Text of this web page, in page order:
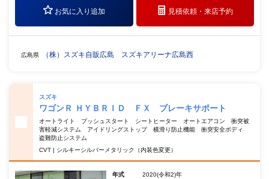
お気に入り追加 見積依頼・来店予約
広島県 （株）スズキ自販広島 スズキアリーナ広島西
スズキ
ワゴンＲ ＨＹＢＲＩＤ ＦＸ ブレーキサポート
オートライト プッシュスタート シートヒーター オートエアコン 衝突被
害軽減システム アイドリングストップ 横滑り防止機能 衝突安全ボディ
盗難防止システム
CVT | シルキーシルバーメタリック（内装色変更）
年式
2020(令和2)年